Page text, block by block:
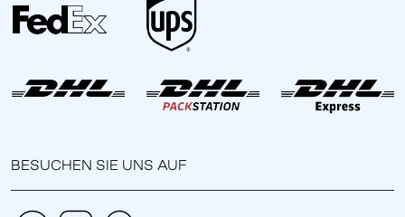
BESUCHEN SIE UNS AUF